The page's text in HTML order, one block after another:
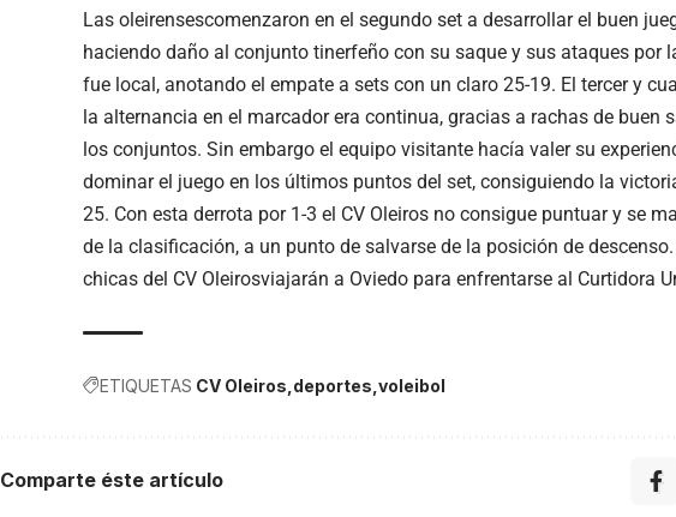
Las oleirensescomenzaron en el segundo set a desarrollar el buen
haciendo daño al conjunto tinerfeño con su saque y sus ataques por
fue local, anotando el empate a sets con un claro 25-19. El tercer y
la alternancia en el marcador era continua, gracias a rachas de buen
los conjuntos. Sin embargo el equipo visitante hacía valer su
dominar el juego en los últimos puntos del set, consiguiendo la
25. Con esta derrota por 1-3 el CV Oleiros no consigue puntuar y se
de la clasificación, a un punto de salvarse de la posición de
chicas del CV Oleirosviajarán a Oviedo para enfrentarse al Curtidora
ETIQUETAS CV Oleiros deportes voleibol
Comparte éste artículo